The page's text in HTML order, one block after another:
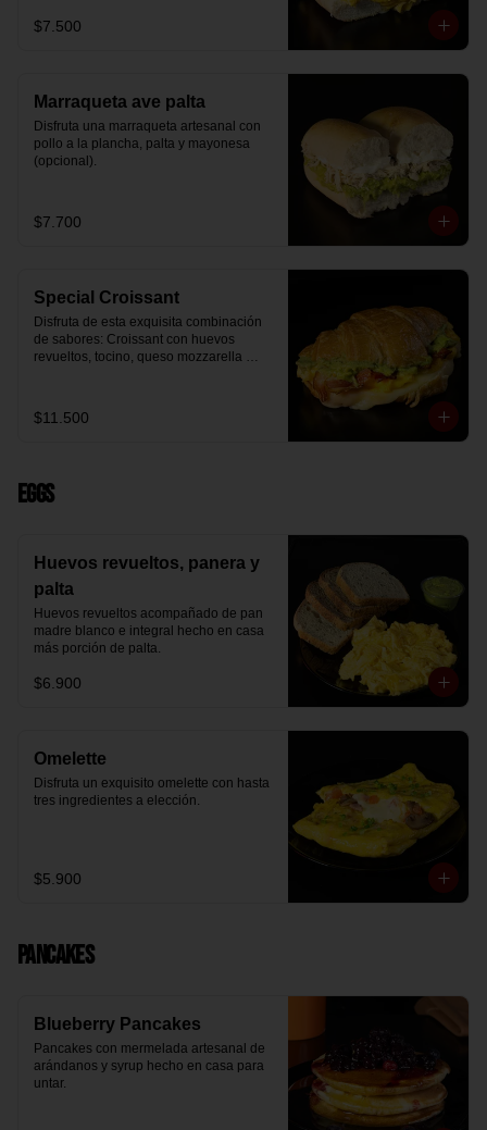
$7.500
Marraqueta ave palta
Disfruta una marraqueta artesanal con
pollo a la plancha, palta y mayonesa
(opcional).
$7.700
Special Croissant
Disfruta de esta exquisita combinación
de sabores: Croissant con huevos
revueltos, tocino, queso mozzarella
$11.500
Eggs
Huevos revueltos, panera y
palta
Huevos revueltos acompañado de pan
madre blanco e integral hecho en casa
más porción de palta.
$6.900
Omelette
Disfruta un exquisito omelette con hasta
tres ingredientes a elección.
$5.900
Pancakes
Blueberry Pancakes
Pancakes con mermelada artesanal de
arándanos y syrup hecho en casa para
untar.